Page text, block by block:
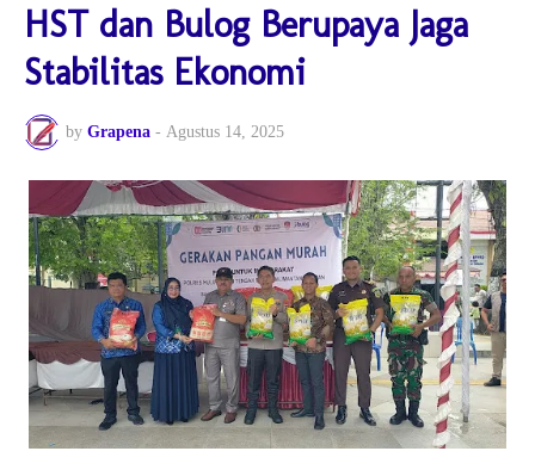
HST dan Bulog Berupaya Jaga
Stabilitas Ekonomi
by Grapena - Agustus 14, 2025